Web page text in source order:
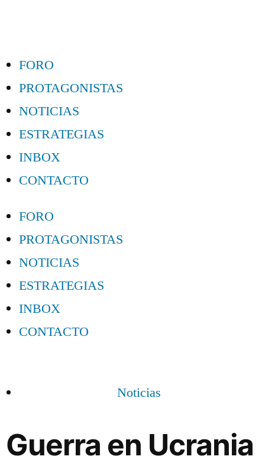
FORO
PROTAGONISTAS
NOTICIAS
ESTRATEGIAS
INBOX
CONTACTO
FORO
PROTAGONISTAS
NOTICIAS
ESTRATEGIAS
INBOX
CONTACTO
Noticias
Guerra en Ucrania